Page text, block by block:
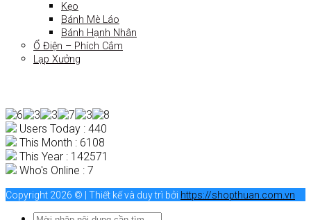
Kẹo
Bánh Mè Láo
Bánh Hạnh Nhân
Ổ Điện – Phích Cắm
Lạp Xưởng
Users Today : 440
This Month : 6108
This Year : 142571
Who's Online : 7
Copyright 2026 © | Thiết kế và duy trì bởi https://shopthuan.com.vn